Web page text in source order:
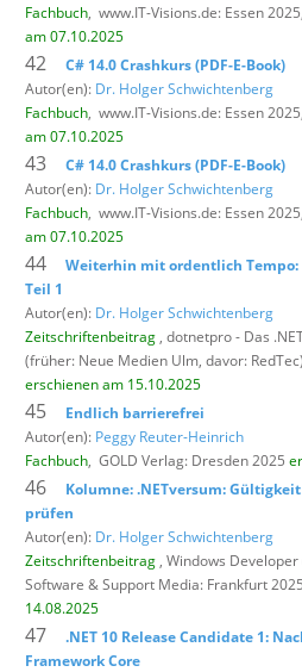
Fachbuch, www.IT-Visions.de: Essen
am 07.10.2025
42
C# 14.0 Crashkurs (PDF-E-Book)
Autor(en): Dr. Holger Schwichtenberg
Fachbuch, www.IT-Visions.de: Essen
am 07.10.2025
43
C# 14.0 Crashkurs (PDF-E-Book)
Autor(en): Dr. Holger Schwichtenberg
Fachbuch, www.IT-Visions.de: Essen
am 07.10.2025
44
Weiterhin mit ordentlich Tempo:
Teil 1
Autor(en): Dr. Holger Schwichtenberg
Zeitschriftenbeitrag , dotnetpro - Das
(früher: Neue Medien Ulm, davor:
erschienen am 15.10.2025
45
Endlich barrierefrei
Autor(en): Peggy Reuter-Heinrich
Fachbuch, GOLD Verlag: Dresden 2025
46
Kolumne: .NETversum:
prüfen
Autor(en): Dr. Holger Schwichtenberg
Zeitschriftenbeitrag , Windows
Software & Support Media: Frankfurt
14.08.2025
47
.NET 10 Release Candidate 1:
Framework Core